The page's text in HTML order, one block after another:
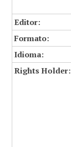
Editor:
Formato:
Idioma:
Rights Holder: